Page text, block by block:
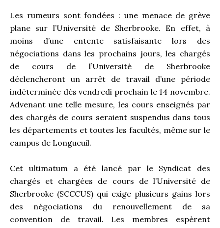
Les rumeurs sont fondées : une menace de grève
plane sur l’Université de Sherbrooke. En effet, à
moins d’une entente satisfaisante lors des
négociations dans les prochains jours, les chargés
de cours de l’Université de Sherbrooke
déclencheront un arrêt de travail d’une période
indéterminée dès vendredi prochain le 14 novembre.
Advenant une telle mesure, les cours enseignés par
des chargés de cours seraient suspendus dans tous
les départements et toutes les facultés, même sur le
campus de Longueuil.
Cet ultimatum a été lancé par le Syndicat des
chargés et chargées de cours de l’Université de
Sherbrooke (SCCCUS) qui exige plusieurs gains lors
des négociations du renouvellement de sa
convention de travail. Les membres espèrent